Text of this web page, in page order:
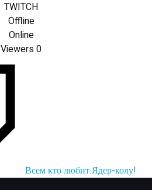
TWITCH
Offline
Online
Viewers0
Всем кто любит Ядер-колу!